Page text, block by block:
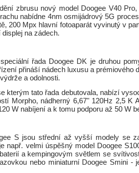
zbrusu nový model Doogee V40
nabídne 4nm osmijádrový 5G
200 Mpx hlavní fotoaparát vyvinutý v
na zádech.
řada Doogee DK je druhou
přináší nádech luxusu a prémiového
a odolnosti.
kterým tato řada debutovala, nabízí
Morpho, nádherný 6,67" 120Hz 2,5 K
W nabíjení a k tomu podporu až 50 W
S jsou střední až vyšší modely se
např. velmi úspěšný model Doogee
a kempingovým světlem se
nebo miniaturní Doogee Smini -